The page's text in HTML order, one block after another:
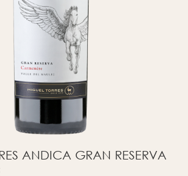
ANDICA GRAN RESERVA